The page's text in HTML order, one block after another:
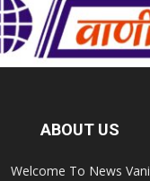
ABOUT US
Welcome To News Vani